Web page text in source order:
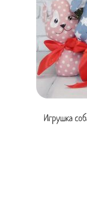
Игрушка